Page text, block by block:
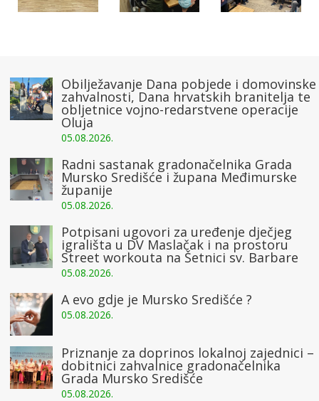
Obilježavanje Dana pobjede i domovinske
zahvalnosti, Dana hrvatskih branitelja te
obljetnice vojno-redarstvene operacije
Oluja
05.08.2026.
Radni sastanak gradonačelnika Grada
Mursko Središće i župana Međimurske
županije
05.08.2026.
Potpisani ugovori za uređenje dječjeg
igrališta u DV Maslačak i na prostoru
Street workouta na Šetnici sv. Barbare
05.08.2026.
A evo gdje je Mursko Središće ?
05.08.2026.
Priznanje za doprinos lokalnoj zajednici –
dobitnici zahvalnice gradonačelnika
Grada Mursko Središće
05.08.2026.